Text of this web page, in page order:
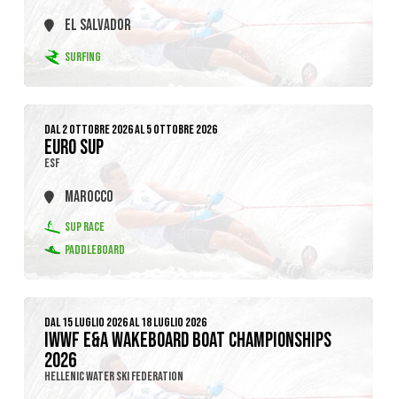
EL SALVADOR
SURFING
DAL 2 OTTOBRE 2026 AL 5 OTTOBRE 2026
EURO SUP
ESF
MAROCCO
SUP RACE
PADDLEBOARD
DAL 15 LUGLIO 2026 AL 18 LUGLIO 2026
IWWF E&A WAKEBOARD BOAT CHAMPIONSHIPS
2026
HELLENIC WATER SKI FEDERATION